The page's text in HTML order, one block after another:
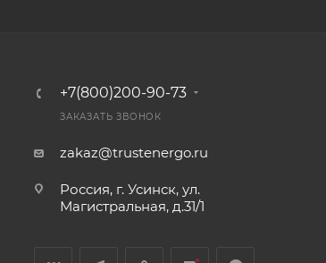
+7(800)200-90-73
ЗАКАЗАТЬ ЗВОНОК
zakaz@trustenergo.ru
Россия, г. Усинск, ул.
Магистральная, д.31/1